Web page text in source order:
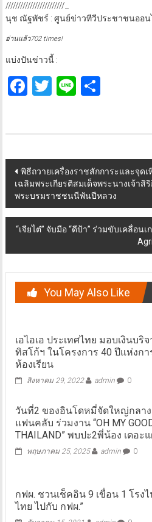
////////////////////////_
นุช ณัฐพัชร์ : ศูนย์ข่าวทีวีประชาชนออ
อ่านแล้ว702 times!
แบ่งปันข่าวนี้ :
Facebook
Twitter
LineShare
Post
navigation
พิธีถวายเครื่องราชสักการะและจุด
เฉลิมพระเกียรติสมเด็จพระนางเจ้า
พระบรมราชชนนีพันปีหลวง
“เจียไต๋” จับมือ “ดีป้า” ร่วมขับเคลื่อน
You May Also Like
เอไอเอ ประเทศไทย มอบเงินบ
ทิสโก้ฯ ในโครงการ 40 ปีแห่งก
ห้องเรียน
สิงหาคม 29, 2022 admin 0
วันที่2 ของอินโดหมี่จัดใหญ่กลา
แฟนคลับ ร่วมงาน “OH MY
THAILAND” พบปะ2พี่น้อง เดอ
พฤษภาคม 25, 2025 admin 0
กฟผ. ชวนเช็คอิน 9 เขื่อน 1 โรง
ไทย ไปกับ กฟผ.”